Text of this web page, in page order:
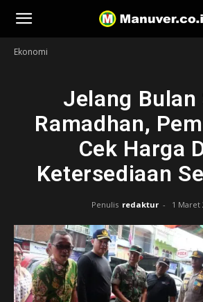
Manuver
Ekonomi
Jelang Bulan
Ramadhan,
Cek Harga
Ketersediaan
Penulis redaktur - 1 Maret